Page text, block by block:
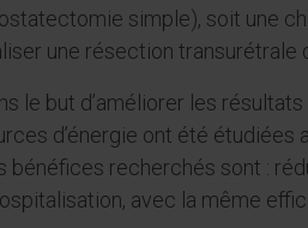
simple), soit une
une résection transurétrale
le but d’améliorer les
d’énergie ont été étudiées
bénéfices recherchés sont :
avec la même